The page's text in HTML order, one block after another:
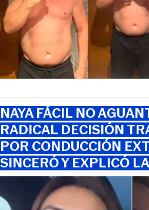
NAYA FÁCIL NO
RADICAL DECISIÓN
POR CONDUCCIÓN
SINCERÓ Y EXPLICÓ